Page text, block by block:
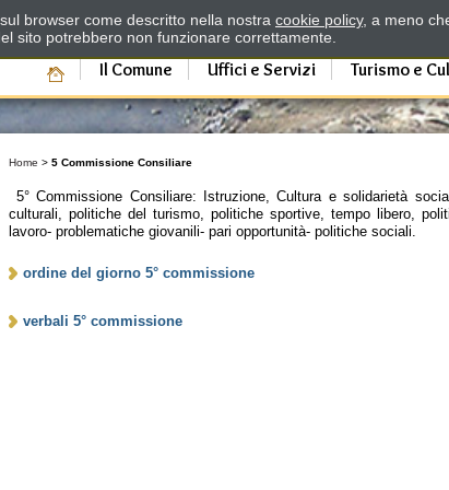
Il Comune Uffici e Servizi Turismo e
Home >5 Commissione Consiliare
5° Commissione Consiliare: Istruzione, Cultura e solidarietà
culturali, politiche del turismo, politiche sportive, tempo libero,
lavoro- problematiche giovanili- pari opportunità- politiche sociali.
ordine del giorno 5° commissione
verbali 5° commissione
browser come descritto nella nostra cookie policy, a meno
sito potrebbero non funzionare correttamente.